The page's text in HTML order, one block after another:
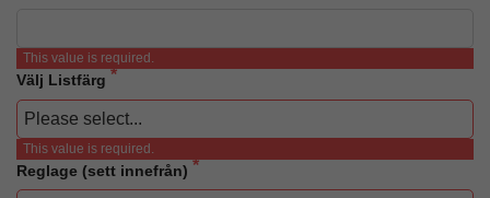
This value is required.
Välj Listfärg
This value is required.
Reglage (sett innefrån)